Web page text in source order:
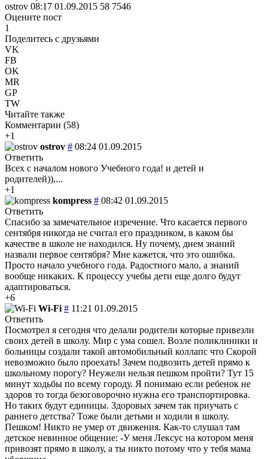
ostrov 08:17 01.09.2015 58 7546
Оцените пост
1
Поделитесь с друзьями
VK
FB
OK
MR
GP
TW
Читайте также
Комментарии (58)
+1
ostrov # 08:24 01.09.2015
Ответить
Всех с началом нового Учебного года! и детей и
родителей)),...
+1
kompress # 08:42 01.09.2015
Ответить
Спасибо за замечательное изречение. Что касается первого
сентября никогда не считал его праздником, в каком бы
качестве в школе не находился. Ну почему, днем знаний
назвали первое сентября? Мне кажется, что это ошибка.
Просто начало учебного года. Радостного мало, а знаний
вообще никаких. К процессу учебы дети еще долго будут
адаптироваться.
+6
Wi-Fi # 11:21 01.09.2015
Ответить
Посмотрел я сегодня что делали родители которые привезли
своих детей в школу. Мир с ума сошел. Возле поликлиники и
больницы создали такой автомобильный коллапс что Скорой
невозможно было проехать! Зачем подвозить детей прямо к
школьному порогу? Неужели нельзя пешком пройти? Тут 15
минут ходьбы по всему городу. Я понимаю если ребенок не
здоров то тогда безоговорочно нужна его транспортировка.
Но таких будут единицы. Здоровых зачем так приучать с
раннего детства? Тоже были детьми и ходили в школу.
Пешком! Никто не умер от движения. Как-то слушал там
детское невинное общение: -У меня Лексус на котором меня
привозят прямо в школу, а ты никто потому что у тебя мама